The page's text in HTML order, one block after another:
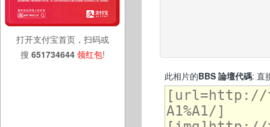
打开支付宝首页，扫码或
搜 651734644 领红包!
此相片的BBS 論壇代碼: 直